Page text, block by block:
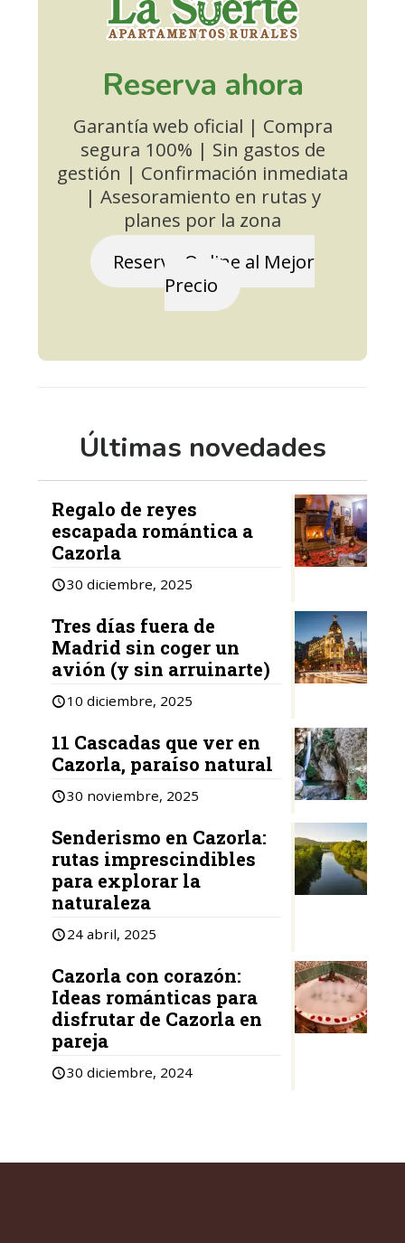
Reserva ahora
Garantía web oficial | Compra
segura 100% | Sin gastos de
gestión | Confirmación inmediata
| Asesoramiento en rutas y
planes por la zona
Reserva Online al Mejor
Precio
Últimas novedades
Regalo de reyes
escapada romántica a
Cazorla
30 diciembre, 2025
Tres días fuera de
Madrid sin coger un
avión (y sin arruinarte)
10 diciembre, 2025
11 Cascadas que ver en
Cazorla, paraíso natural
30 noviembre, 2025
Senderismo en Cazorla:
rutas imprescindibles
para explorar la
naturaleza
24 abril, 2025
Cazorla con corazón:
Ideas románticas para
disfrutar de Cazorla en
pareja
30 diciembre, 2024